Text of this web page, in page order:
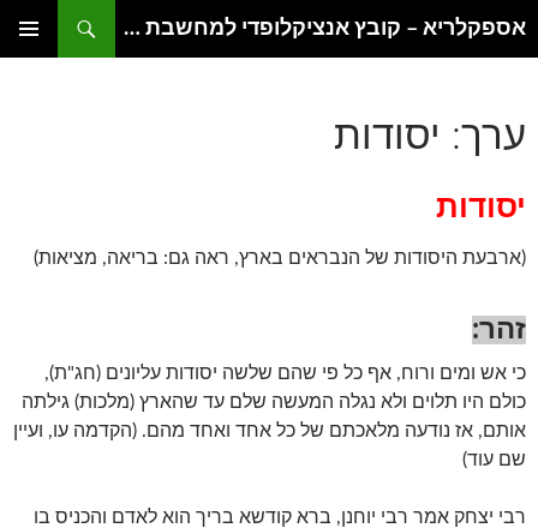
אספקלריא – קובץ אנציקלופדי למחשבת היהדות
ערך: יסודות
יסודות
(ארבעת היסודות של הנבראים בארץ, ראה גם: בריאה, מציאות)
זהר:
כי אש ומים ורוח, אף כל פי שהם שלשה יסודות עליונים (חג"ת),
כולם היו תלוים ולא נגלה המעשה שלם עד שהארץ (מלכות) גילתה
אותם, אז נודעה מלאכתם של כל אחד ואחד מהם. (הקדמה עו, ועיין
שם עוד)
רבי יצחק אמר רבי יוחנן, ברא קודשא בריך הוא לאדם והכניס בו